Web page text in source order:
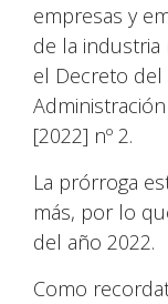
empresas y
de la
el Decreto del
[2022] nº 2.
La prórroga
más, por lo
del año 2022.
Como